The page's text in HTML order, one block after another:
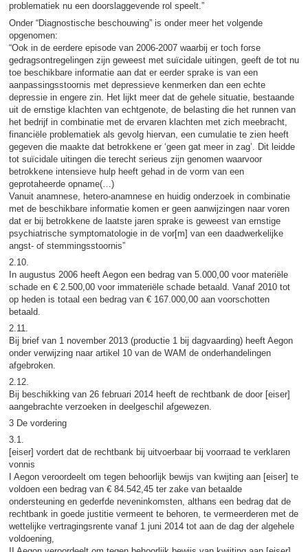
problematiek nu een doorslaggevende rol speelt.”
Onder “Diagnostische beschouwing” is onder meer het volgende
opgenomen:
“Ook in de eerdere episode van 2006-2007 waarbij er toch forse
gedragsontregelingen zijn geweest met suïcidale uitingen, geeft de tot nu
toe beschikbare informatie aan dat er eerder sprake is van een
aanpassingsstoornis met depressieve kenmerken dan een echte
depressie in engere zin. Het lijkt meer dat de gehele situatie, bestaande
uit de ernstige klachten van echtgenote, de belasting die het runnen van
het bedrijf in combinatie met de ervaren klachten met zich meebracht,
financiële problematiek als gevolg hiervan, een cumulatie te zien heeft
gegeven die maakte dat betrokkene er ‘geen gat meer in zag’. Dit leidde
tot suïcidale uitingen die terecht serieus zijn genomen waarvoor
betrokkene intensieve hulp heeft gehad in de vorm van een
geprotaheerde opname(…)
Vanuit anamnese, hetero-anamnese en huidig onderzoek in combinatie
met de beschikbare informatie komen er geen aanwijzingen naar voren
dat er bij betrokkene de laatste jaren sprake is geweest van ernstige
psychiatrische symptomatologie in de vor[m] van een daadwerkelijke
angst- of stemmingsstoornis”
2.10.
In augustus 2006 heeft Aegon een bedrag van 5.000,00 voor materiële
schade en € 2.500,00 voor immateriële schade betaald. Vanaf 2010 tot
op heden is totaal een bedrag van € 167.000,00 aan voorschotten
betaald.
2.11.
Bij brief van 1 november 2013 (productie 1 bij dagvaarding) heeft Aegon
onder verwijzing naar artikel 10 van de WAM de onderhandelingen
afgebroken.
2.12.
Bij beschikking van 26 februari 2014 heeft de rechtbank de door [eiser]
aangebrachte verzoeken in deelgeschil afgewezen.
3 De vordering
3.1.
[eiser] vordert dat de rechtbank bij uitvoerbaar bij voorraad te verklaren
vonnis
I Aegon veroordeelt om tegen behoorlijk bewijs van kwijting aan [eiser] te
voldoen een bedrag van € 84.542,45 ter zake van betaalde
ondersteuning en gederfde neveninkomsten, althans een bedrag dat de
rechtbank in goede justitie vermeent te behoren, te vermeerderen met de
wettelijke vertragingsrente vanaf 1 juni 2014 tot aan de dag der algehele
voldoening,